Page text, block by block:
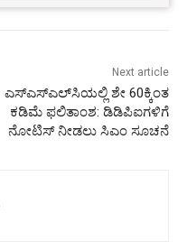
Next article
ಎಸ್‌ಎಸ್‌ಎಲ್‌ಸಿಯಲ್ಲಿ‌ ಶೇ 60ಕ್ಕಿಂತ
ಕಡಿಮೆ ಫಲಿತಾಂಶ: ಡಿಡಿಪಿಐಗಳಿಗೆ
ನೋಟಿಸ್ ನೀಡಲು ಸಿಎಂ ಸೂಚನೆ